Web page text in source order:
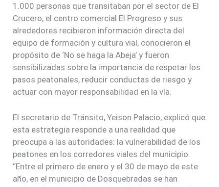
1.000 personas que transitaban por el sector de El
Crucero, el centro comercial El Progreso y sus
alrededores recibieron información directa del
equipo de formación y cultura vial, conocieron el
propósito de ‘No se haga la Abeja’ y fueron
sensibilizadas sobre la importancia de respetar los
pasos peatonales, reducir conductas de riesgo y
actuar con mayor responsabilidad en la vía.
El secretario de Tránsito, Yeison Palacio, explicó que
esta estrategia responde a una realidad que
preocupa a las autoridades: la vulnerabilidad de los
peatones en los corredores viales del municipio.
“Entre el primero de enero y el 30 de mayo de este
año, en el municipio de Dosquebradas se han